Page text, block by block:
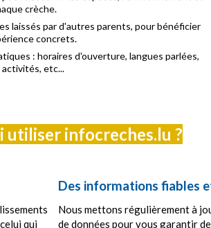
crèche.
laissés par d'autres parents, pour bénéficier
concrets.
: horaires d'ouverture, langues parlées,
etc...
utiliser infocreches.lu ?
qui
Des informations fiables
Nous mettons régulièrement à
de données pour vous garantir